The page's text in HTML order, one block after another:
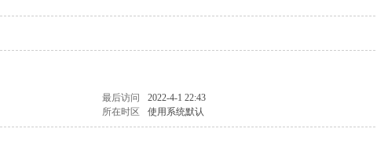
最后访问
2022-4-1 22:43
所在时区 使用系统默认